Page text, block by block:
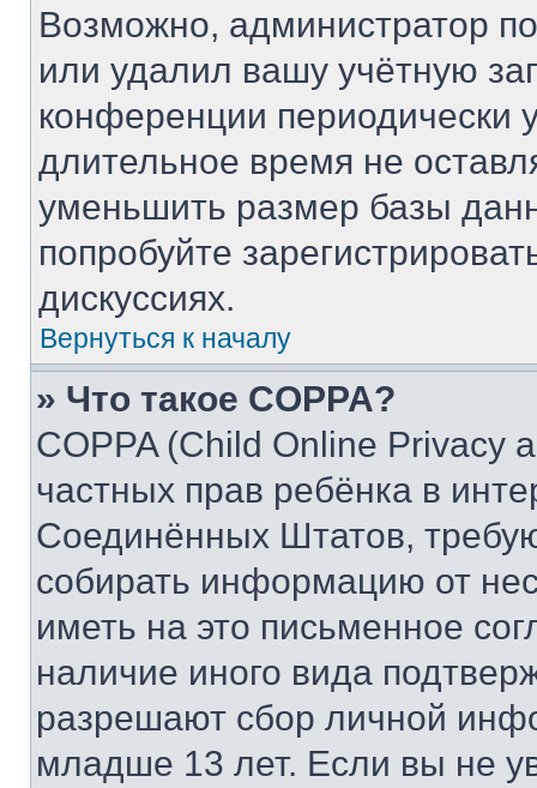
Возможно, администратор
или удалил вашу учётную
конференции периодически
длительное время не
уменьшить размер базы
попробуйте
дискуссиях.
Вернуться к началу
» Что такое COPPA?
COPPA (Child Online Privacy
частных прав ребёнка в
Соединённых Штатов,
собирать информацию от
иметь на это письменное
наличие иного вида
разрешают сбор личной
младше 13 лет. Если вы не